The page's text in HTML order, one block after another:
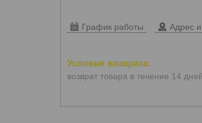
График работы Адрес и
возврат товара в течение 14 дней